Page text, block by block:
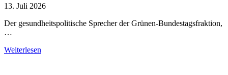
13. Juli 2026
Der gesundheitspolitische Sprecher der Grünen-Bundestagsfraktion,
…
Weiterlesen